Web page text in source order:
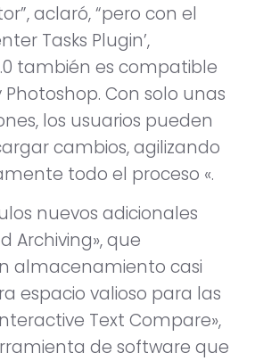
aclaró, “pero con el
Tasks Plugin’,
también es compatible
Con solo unas
los usuarios pueden
cambios, agilizando
todo el proceso «.
nuevos adicionales
Archiving», que
almacenamiento casi
espacio valioso para las
Text Compare»,
de software que